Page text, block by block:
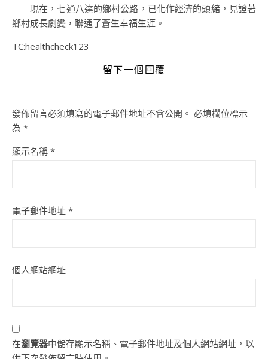
現在，七通八達的鄉村公路，已化作經濟的頭緒，見證著
鄉村成長劇變，聯通了蒼生幸福生涯。
TC:healthcheck123
留下一個回覆
發佈留言必須填寫的電子郵件地址不會公開。 必填欄位標示
為 *
顯示名稱 *
電子郵件地址 *
個人網站網址
在瀏覽器中儲存顯示名稱、電子郵件地址及個人網站網址，以